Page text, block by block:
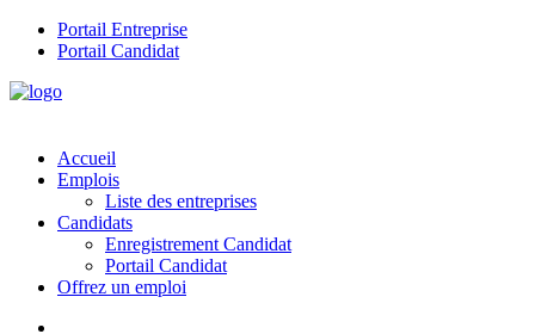
Portail Entreprise
Portail Candidat
Accueil
Emplois
Liste des entreprises
Candidats
Enregistrement Candidat
Portail Candidat
Offrez un emploi